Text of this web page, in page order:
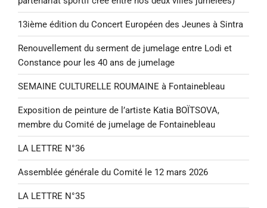
13ième édition du Concert Européen des Jeunes à Sintra
Renouvellement du serment de jumelage entre Lodi et
Constance pour les 40 ans de jumelage
SEMAINE CULTURELLE ROUMAINE à Fontainebleau
Exposition de peinture de l’artiste Katia BOÏTSOVA,
membre du Comité de jumelage de Fontainebleau
LA LETTRE N°36
Assemblée générale du Comité le 12 mars 2026
LA LETTRE N°35